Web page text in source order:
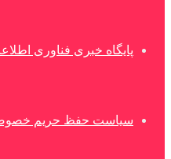
پایگاه خبری فناوری
سیاست حفظ حریم